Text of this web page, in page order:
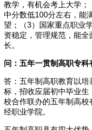
教学，有机会考上大学
中分数低100分左右，能
望；（3）国家重点职业
资稳定，管理规范，能
长。
问：五年一贯制高职专科
答：五年制高职教育以培
标，招收应届初中毕业
校合作联办的五年制高
经职业学院。